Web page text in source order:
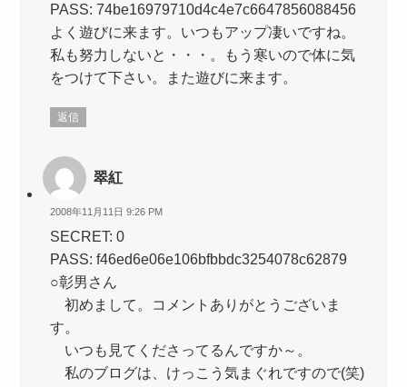
PASS: 74be16979710d4c4e7c6647856088456
よく遊びに来ます。いつもアップ凄いですね。
私も努力しないと・・・。もう寒いので体に気
をつけて下さい。また遊びに来ます。
返信
翠紅
2008年11月11日 9:26 PM
SECRET: 0
PASS: f46ed6e06e106bfbbdc3254078c62879
○彰男さん
初めまして。コメントありがとうございま
す。
いつも見てくださってるんですか～。
私のブログは、けっこう気まぐれですので(笑)